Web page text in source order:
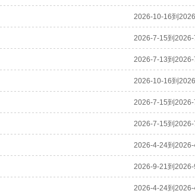
2026-10-16到
2026-7-15到2026-
2026-7-13到2026-
2026-10-16到
2026-7-15到2026-
2026-7-15到2026-
2026-4-24到2026-
2026-9-21到2026-
2026-4-24到2026-